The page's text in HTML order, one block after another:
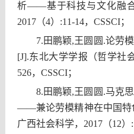
析——基于科技与文化融合
2017（4）:11-14，CSSCI；
7.田鹏颖,王圆圆.论劳
[J].东北大学学报（哲学社
526，CSSCI；
8.田鹏颖,王圆圆.马克
——兼论劳模精神在中国特
广西社会科学，2017（12